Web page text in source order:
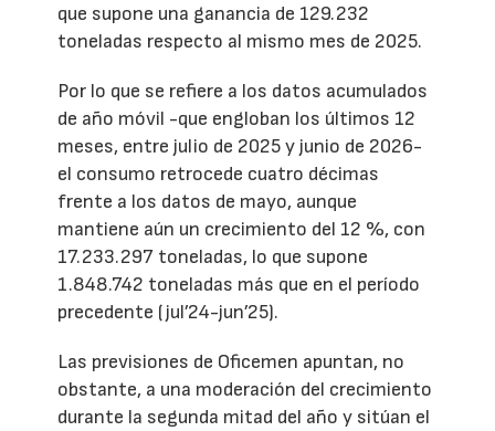
que supone una ganancia de 129.232
toneladas respecto al mismo mes de 2025.
Por lo que se refiere a los datos acumulados
de año móvil -que engloban los últimos 12
meses, entre julio de 2025 y junio de 2026-
el consumo retrocede cuatro décimas
frente a los datos de mayo, aunque
mantiene aún un crecimiento del 12 %, con
17.233.297 toneladas, lo que supone
1.848.742 toneladas más que en el período
precedente (jul’24-jun’25).
Las previsiones de Oficemen apuntan, no
obstante, a una moderación del crecimiento
durante la segunda mitad del año y sitúan el